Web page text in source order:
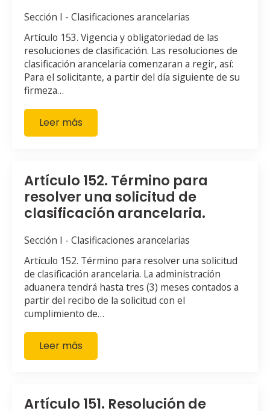
Sección I - Clasificaciones arancelarias
Artículo 153. Vigencia y obligatoriedad de las
resoluciones de clasificación. Las resoluciones de
clasificación arancelaria comenzaran a regir, así:
Para el solicitante, a partir del día siguiente de su
firmeza…
Leer más
Artículo 152. Término para
resolver una solicitud de
clasificación arancelaria.
Sección I - Clasificaciones arancelarias
Artículo 152. Término para resolver una solicitud
de clasificación arancelaria. La administración
aduanera tendrá hasta tres (3) meses contados a
partir del recibo de la solicitud con el
cumplimiento de…
Leer más
Artículo 151. Resolución de